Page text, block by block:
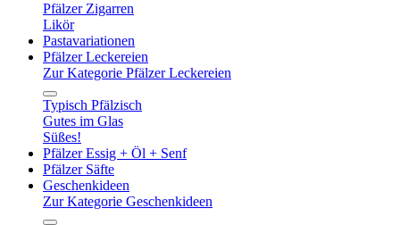
Pfälzer Zigarren
Likör
Pastavariationen
Pfälzer Leckereien
Zur Kategorie Pfälzer Leckereien
Typisch Pfälzisch
Gutes im Glas
Süßes!
Pfälzer Essig + Öl + Senf
Pfälzer Säfte
Geschenkideen
Zur Kategorie Geschenkideen